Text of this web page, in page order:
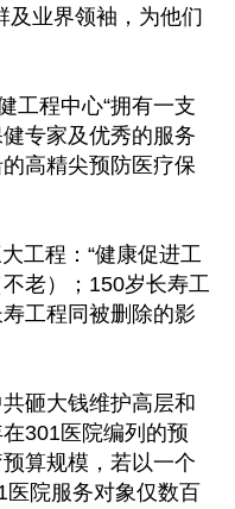
及业界领袖，为他们
工程中心“拥有一支
专家及优秀的服务
高精尖预防医疗保
工程：“健康促进工
老）；150岁长寿工
工程同被删除的影
砸大钱维护高层和
301医院编列的预
算规模，若以一个
院服务对象仅数百